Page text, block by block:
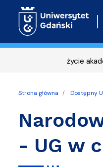
życie
Strona główna Dostępny
- UG w